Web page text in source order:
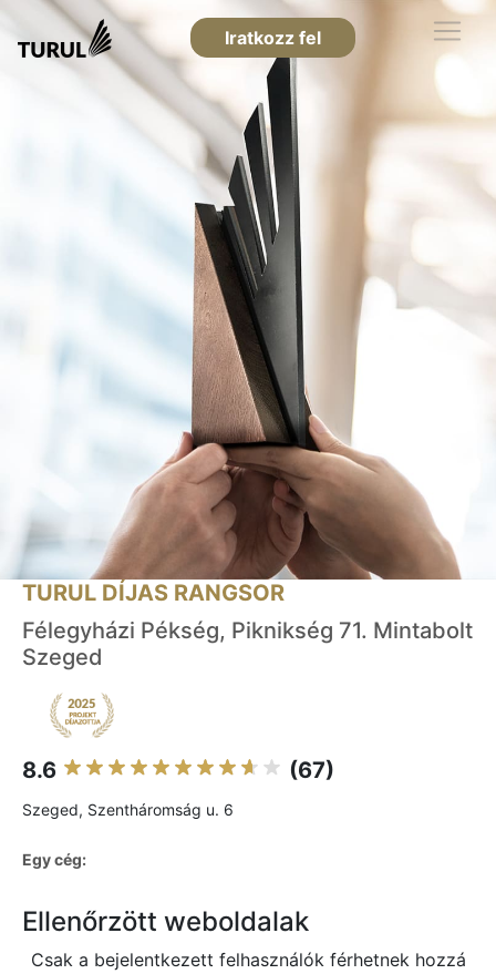
Iratkozz fel
TURUL DÍJAS RANGSOR
Félegyházi Pékség, Piknikség 71. Mintabolt
Szeged
8.6 (67)
Szeged, Szentháromság u. 6
Egy cég:
Ellenőrzött weboldalak
Csak a bejelentkezett felhasználók férhetnek hozzá